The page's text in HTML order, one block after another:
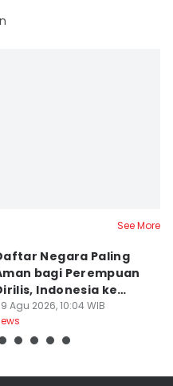
See More
Negara Paling
bagi Perempuan
Indonesia ke
Agu 2026, 10:04 WIB